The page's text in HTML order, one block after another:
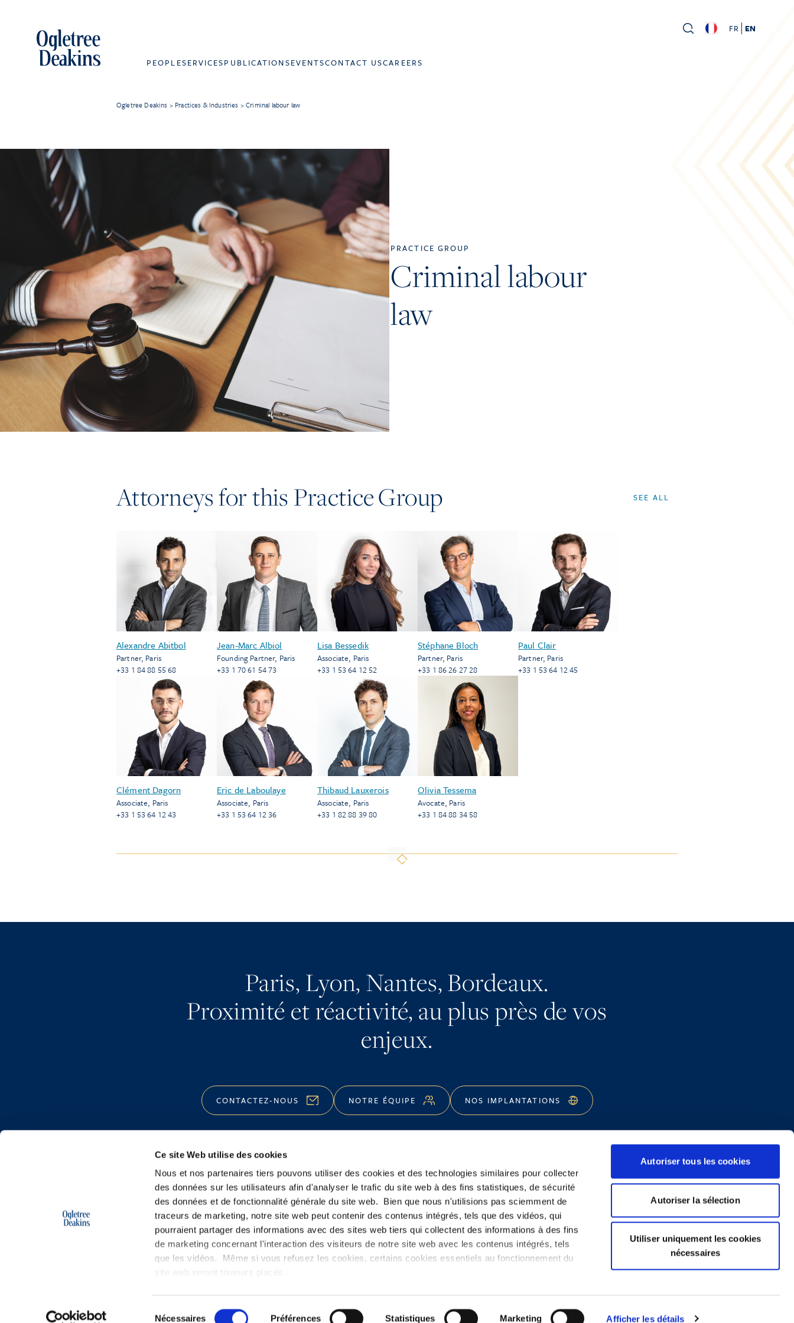
Ce site Web utilise des cookies
Nous et nos partenaires tiers pouvons utiliser des cookies et des technologies similaires pour collecter
des données sur les utilisateurs afin d'analyser le trafic du site web à des fins statistiques, de sécurité
des données et de fonctionnalité générale du site web. Bien que nous n'utilisions pas sciemment de
traceurs de marketing, notre site web peut contenir des contenus intégrés, tels que des vidéos, qui
pourraient partager des informations avec des sites web tiers qui collectent des informations à des fins
de marketing concernant l'interaction des visiteurs de notre site web avec les contenus intégrés, tels
que les vidéos. Même si vous refusez les cookies, certains cookies essentiels au fonctionnement du
site web seront toujours placés.
Nécessaires Préférences Statistiques Marketing Afficher les détails
Autoriser tous les cookies
Autoriser la sélection
Utiliser uniquement les cookies
nécessaires
FR EN
PEOPLESERVICESPUBLICATIONSEVENTSCONTACT USCAREERS
Ogletree Deakins > Practices & Industries >Criminal labour law
PRACTICE GROUP
Criminal labour
law
Attorneys for this Practice Group SEE ALL
Alexandre Abitbol
Partner, Paris
+33 1 84 88 55 68
Jean-Marc Albiol
Founding Partner, Paris
+33 1 70 61 54 73
Lisa Bessedik
Associate, Paris
+33 1 53 64 12 52
Stéphane Bloch
Partner, Paris
+33 1 86 26 27 28
Paul Clair
Partner, Paris
+33 1 53 64 12 45
Clément Dagorn
Associate, Paris
+33 1 53 64 12 43
Eric de Laboulaye
Associate, Paris
+33 1 53 64 12 36
Thibaud Lauxerois
Associate, Paris
+33 1 82 88 39 80
Olivia Tessema
Avocate, Paris
+33 1 84 88 34 58
Paris, Lyon, Nantes, Bordeaux.
Proximité et réactivité, au plus près de vos
enjeux.
CONTACTEZ-NOUS NOTRE ÉQUIPE NOS IMPLANTATIONS
Subscribe
Press
YouTube
LinkedIn
X
Privacy Policy
Legal Notice and Disclaimer